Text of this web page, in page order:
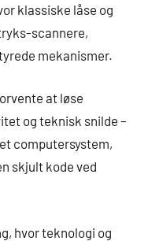
klassiske låse og
scannere,
mekanismer.
at løse
og teknisk snilde –
computersystem,
skjult kode ved
hvor teknologi og